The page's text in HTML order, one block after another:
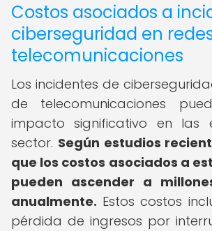
Costos asociados a
ciberseguridad en
telecomunicaciones
Los incidentes de
de telecomunicaciones
impacto significativo en las
sector. Según estudios
que los costos asociados a
pueden ascender a
anualmente. Estos costos
pérdida de ingresos por